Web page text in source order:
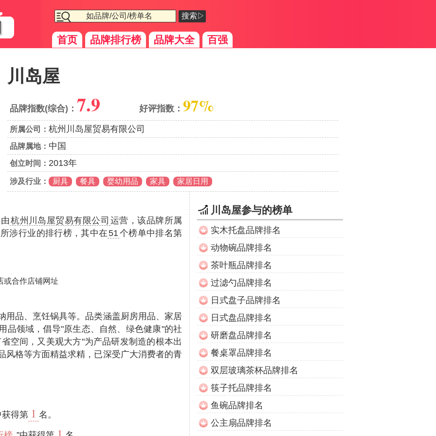
搜索▷
首页 品牌排行榜 品牌大全 百强
川岛屋
品牌指数(综合)： 7.9 好评指数： 97%
所属公司： 杭州川岛屋贸易有限公司
品牌属地： 中国
创立时间： 2013年
涉及行业： 厨具 餐具 婴幼用品 家具 家居日用
杭州川岛屋贸易有限公司 运营，该品牌所属
涉行业的排行榜，其中在 51个榜单中排名第
或合作店铺网址
用品、烹饪锅具等。品类涵盖厨房用品、家居
品领域，倡导"原生态、自然、绿色健康"的社
空间，又美观大方"为产品研发制造的根本出
风格等方面精益求精，已深受广大消费者的青
获得第 1 名。
川岛屋参与的榜单
实木托盘品牌排名
动物碗品牌排名
茶叶瓶品牌排名
过滤勺品牌排名
日式盘子品牌排名
日式盘品牌排名
研磨盘品牌排名
餐桌罩品牌排名
双层玻璃茶杯品牌排名
筷子托品牌排名
鱼碗品牌排名
公主扇品牌排名